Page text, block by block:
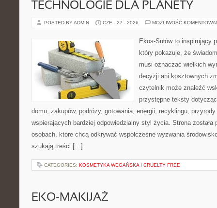
TECHNOLOGIE DLA PLANETY
POSTED BY ADMIN CZE - 27 - 2026 MOŻLIWOŚĆ
Ekos-Sułów to inspirujący
który pokazuje, że
musi oznaczać wielkich
decyzji ani kosztownych
czytelnik może znaleźć
przystępne teksty
domu, zakupów, podróży, gotowania, energii, recyklingu,
wspierających bardziej odpowiedzialny styl życia. Strona została
osobach, które chcą odkrywać współczesne wyzwania
szukają treści […]
CATEGORIES: KOSMETYKA WEGAŃSKA I CRUELTY FREE
EKO-MAKIJAŻ